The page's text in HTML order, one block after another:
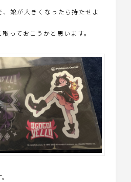
娘が大きくなったら持たせよ
っておこうかと思います。